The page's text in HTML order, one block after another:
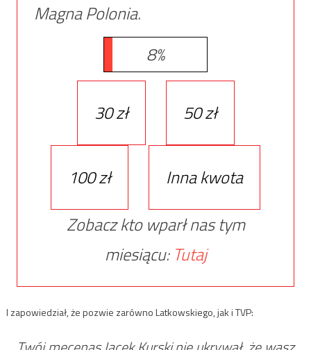
Magna Polonia.
8%
30 zł 50 zł
100 zł
Inna kwota
Zobacz kto wparł nas tym
miesiącu: Tutaj
I zapowiedział, że pozwie zarówno Latkowskiego, jak i TVP: